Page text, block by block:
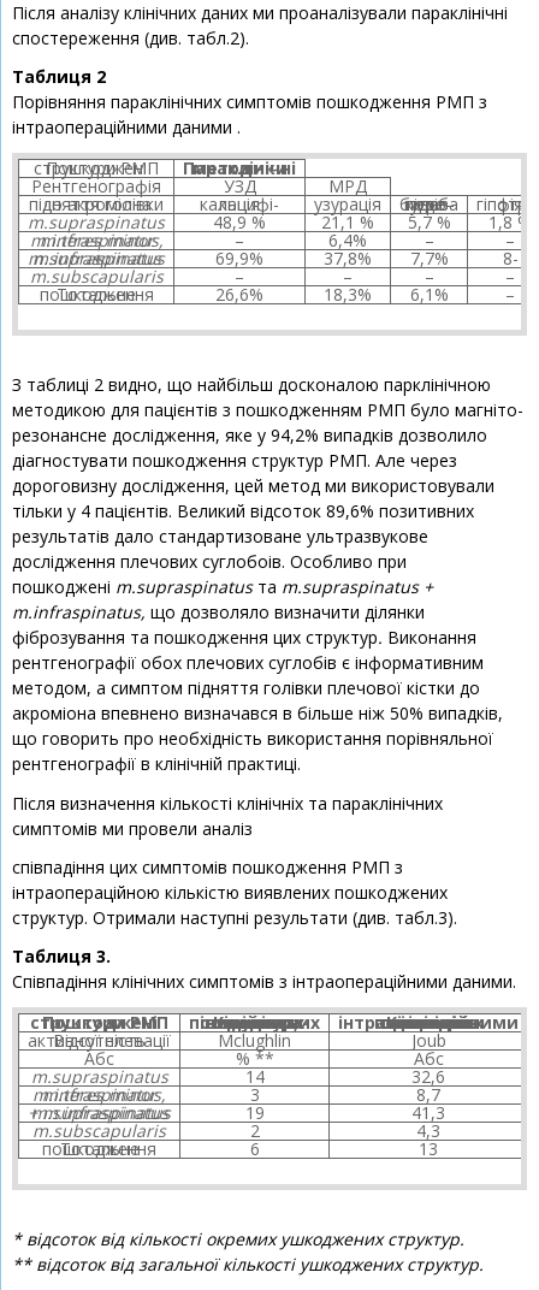
Після аналізу клінічних даних ми проаналізували параклінічні
спостереження (див. табл.2).
Таблиця 2
Порівняння параклінічних симптомів пошкодження РМП з
інтраопераційними даними .
Пошкоджені структури РМП
Параклінічні методики
Рентгенографія УЗД МРД
підняття голівки до акроміона кальцифі-кація узурація кісто-подіб-на пере-будова гіпотро-фія
m.supraspinatus 48,9 % 21,1 % 5,7 % 1,8 %
m.infraspinatus, m.teres minor – 6,4% – –
m.supraspinatus + m.infraspinatus 69,9% 37,8% 7,7% 8-
m.subscapularis – – – –
Тотальне пошкодження 26,6% 18,3% 6,1% –
З таблиці 2 видно, що найбільш досконалою парклінічною
методикою для пацієнтів з пошкодженням РМП було магніто-
резонансне дослідження, яке у 94,2% випадків дозволило
діагностувати пошкодження структур РМП. Але через
дороговизну дослідження, цей метод ми використовували
тільки у 4 пацієнтів. Великий відсоток 89,6% позитивних
результатів дало стандартизоване ультразвукове
дослідження плечових суглобоів. Особливо при
пошкоджені m.supraspinatus та m.supraspinatus +
m.infraspinatus, що дозволяло визначити ділянки
фіброзування та пошкодження цих структур. Виконання
рентгенографії обох плечових суглобів є інформативним
методом, а симптом підняття голівки плечової кістки до
акроміона впевнено визначався в більше ніж 50% випадків,
що говорить про необхідність використання порівняльної
рентгенографії в клінічній практиці.
Після визначення кількості клінічніх та параклінічних
симптомів ми провели аналіз
співпадіння цих симптомів пошкодження РМП з
інтраопераційною кількістю виявлених пошкоджених
структур. Отримали наступні результати (див. табл.3).
Таблиця 3.
Співпадіння клінічних симптомів з інтраопераційними даними.
Пошкоджені структури РМП
Кількість
пошкоджених структур, виявлених інтраопера-ційно Кількість співпадінь позитивних клінічних симптомів
з інтраопераційними даними
Відсутність активної елевації Mclughlin Joub
Абс % ** Абс
m.supraspinatus 14 32,6
m.infraspinatus, m.teres minor 3 8,7
m.supraspinatus + m.infraspinatus 19 41,3
m.subscapularis 2 4,3
Тотальне пошкодження 6 13
* відсоток від кількості окремих ушкоджених структур.
** відсоток від загальної кількості ушкоджених структур.